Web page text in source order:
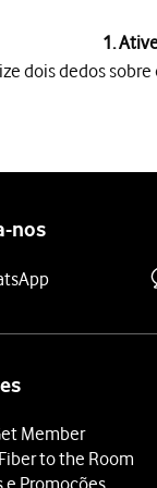
1.
dois dedos sobre
nos
Member
to the Room
e Promoções